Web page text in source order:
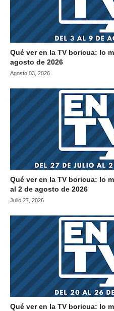
Qué ver en la TV boricua: lo
agosto de 2026
Agosto 03, 2026
Qué ver en la TV boricua: lo
al 2 de agosto de 2026
Julio 27, 2026
Qué ver en la TV boricua: lo